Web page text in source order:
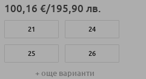
100,16 €/195,90 лв.
21 24
25 26
+ още варианти